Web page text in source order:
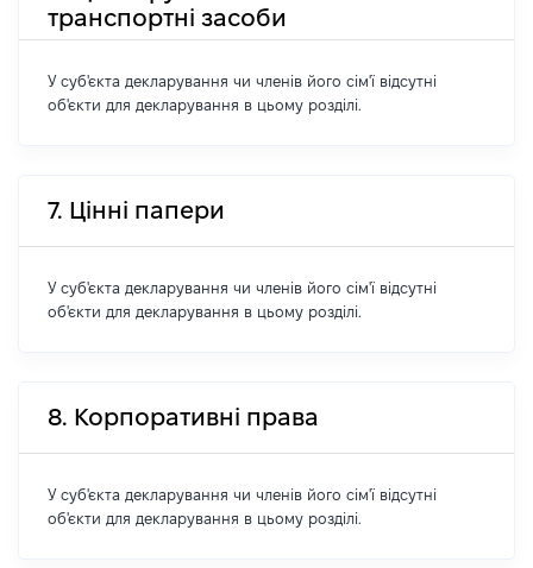
транспортні засоби
У суб'єкта декларування чи членів його сім'ї відсутні
об'єкти для декларування в цьому розділі.
7. Цінні папери
У суб'єкта декларування чи членів його сім'ї відсутні
об'єкти для декларування в цьому розділі.
8. Корпоративні права
У суб'єкта декларування чи членів його сім'ї відсутні
об'єкти для декларування в цьому розділі.